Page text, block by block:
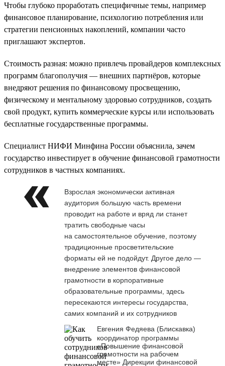
Чтобы глубоко проработать специфичные темы, например
финансовое планирование, психологию потребления или
стратегии пенсионных накоплений, компании часто
приглашают экспертов.
Стоимость разная: можно привлечь провайдеров комплексных
программ благополучия — внешних партнёров, которые
внедряют решения по финансовому просвещению,
физическому и ментальному здоровью сотрудников, создать
свой продукт, купить коммерческие курсы или использовать
бесплатные государственные программы.
Специалист НИФИ Минфина России объяснила, зачем
государство инвестирует в обучение финансовой грамотности
сотрудников в частных компаниях.
Взрослая экономически активная
аудитория большую часть времени
проводит на работе и вряд ли станет
тратить свободные часы
на самостоятельное обучение, поэтому
традиционные просветительские
форматы ей не подойдут. Другое дело —
внедрение элементов финансовой
грамотности в корпоративные
образовательные программы, здесь
пересекаются интересы государства,
самих компаний и их сотрудников
Евгения Федяева (Блискавка)
координатор программы
«Повышение финансовой
грамотности на рабочем
месте» Дирекции финансовой